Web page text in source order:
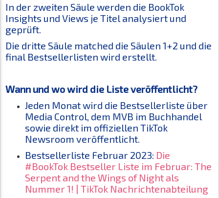
In der zweiten Säule werden die BookTok
Insights und Views je Titel analysiert und
geprüft.
Die dritte Säule matched die Säulen 1+2 und die
final Bestsellerlisten wird erstellt.
Wann und wo wird die Liste veröffentlicht?
Jeden Monat wird die Bestsellerliste über
Media Control, dem MVB im Buchhandel
sowie direkt im offiziellen TikTok
Newsroom veröffentlicht.
Bestsellerliste Februar 2023: Die
#BookTok Bestseller Liste im Februar: The
Serpent and the Wings of Night als
Nummer 1! | TikTok Nachrichtenabteilung